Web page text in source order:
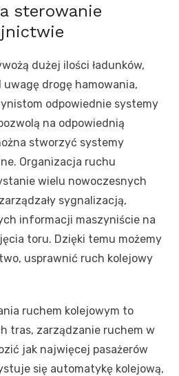
sterowanie
dużej ilości ładunków,
drogę hamowania,
odpowiednie systemy
na odpowiednią
stworzyć systemy
Organizacja ruchu
wielu nowoczesnych
sygnalizacją,
informacji maszyniście na
toru. Dzięki temu możemy
usprawnić ruch kolejowy
ruchem kolejowym to
tras, zarządzanie ruchem w
jak najwięcej pasażerów
się automatykę kolejową,